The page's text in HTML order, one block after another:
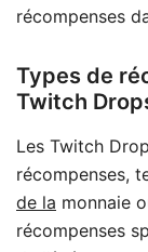
récompenses
Types de
Twitch
Les Twitch
récompenses,
de la monnaie
récompenses